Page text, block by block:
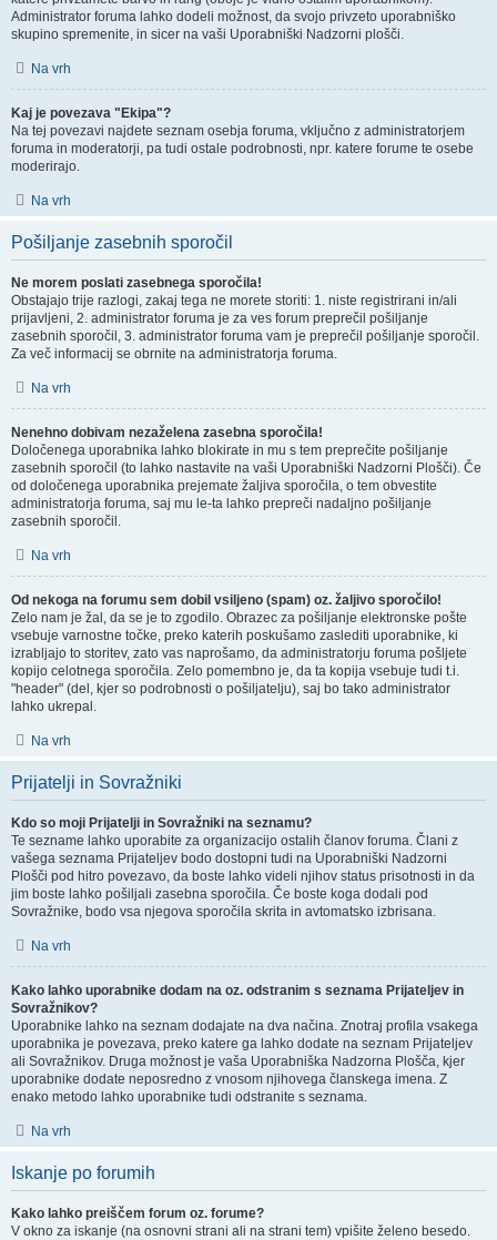
Administrator foruma lahko dodeli možnost, da svojo privzeto uporabniško
skupino spremenite, in sicer na vaši Uporabniški Nadzorni plošči.
Na vrh
Kaj je povezava "Ekipa"?
Na tej povezavi najdete seznam osebja foruma, vključno z administratorjem
foruma in moderatorji, pa tudi ostale podrobnosti, npr. katere forume te osebe
moderirajo.
Na vrh
Pošiljanje zasebnih sporočil
Ne morem poslati zasebnega sporočila!
Obstajajo trije razlogi, zakaj tega ne morete storiti: 1. niste registrirani in/ali
prijavljeni, 2. administrator foruma je za ves forum preprečil pošiljanje
zasebnih sporočil, 3. administrator foruma vam je preprečil pošiljanje sporočil.
Za več informacij se obrnite na administratorja foruma.
Na vrh
Nenehno dobivam nezaželena zasebna sporočila!
Določenega uporabnika lahko blokirate in mu s tem preprečite pošiljanje
zasebnih sporočil (to lahko nastavite na vaši Uporabniški Nadzorni Plošči). Če
od določenega uporabnika prejemate žaljiva sporočila, o tem obvestite
administratorja foruma, saj mu le-ta lahko prepreči nadaljno pošiljanje
zasebnih sporočil.
Na vrh
Od nekoga na forumu sem dobil vsiljeno (spam) oz. žaljivo sporočilo!
Zelo nam je žal, da se je to zgodilo. Obrazec za pošiljanje elektronske pošte
vsebuje varnostne točke, preko katerih poskušamo zaslediti uporabnike, ki
izrabljajo to storitev, zato vas naprošamo, da administratorju foruma pošljete
kopijo celotnega sporočila. Zelo pomembno je, da ta kopija vsebuje tudi t.i.
"header" (del, kjer so podrobnosti o pošiljatelju), saj bo tako administrator
lahko ukrepal.
Na vrh
Prijatelji in Sovražniki
Kdo so moji Prijatelji in Sovražniki na seznamu?
Te sezname lahko uporabite za organizacijo ostalih članov foruma. Člani z
vašega seznama Prijateljev bodo dostopni tudi na Uporabniški Nadzorni
Plošči pod hitro povezavo, da boste lahko videli njihov status prisotnosti in da
jim boste lahko pošiljali zasebna sporočila. Če boste koga dodali pod
Sovražnike, bodo vsa njegova sporočila skrita in avtomatsko izbrisana.
Na vrh
Kako lahko uporabnike dodam na oz. odstranim s seznama Prijateljev in
Sovražnikov?
Uporabnike lahko na seznam dodajate na dva načina. Znotraj profila vsakega
uporabnika je povezava, preko katere ga lahko dodate na seznam Prijateljev
ali Sovražnikov. Druga možnost je vaša Uporabniška Nadzorna Plošča, kjer
uporabnike dodate neposredno z vnosom njihovega članskega imena. Z
enako metodo lahko uporabnike tudi odstranite s seznama.
Na vrh
Iskanje po forumih
Kako lahko preiščem forum oz. forume?
V okno za iskanje (na osnovni strani ali na strani tem) vpišite želeno besedo.